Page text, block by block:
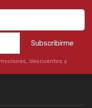
Subscribirme
descuentos y